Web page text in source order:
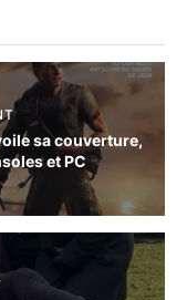
sa couverture,
et PC